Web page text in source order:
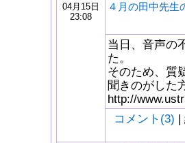
04月15日
23:08
４月の田中先生
当日、音声の
た。
そのため、質
聞きのがした
http://www.ustr
コメント(3) |